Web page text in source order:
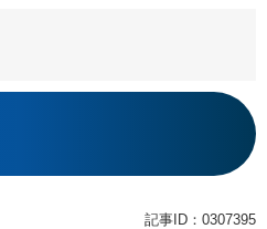
記事ID：0307395